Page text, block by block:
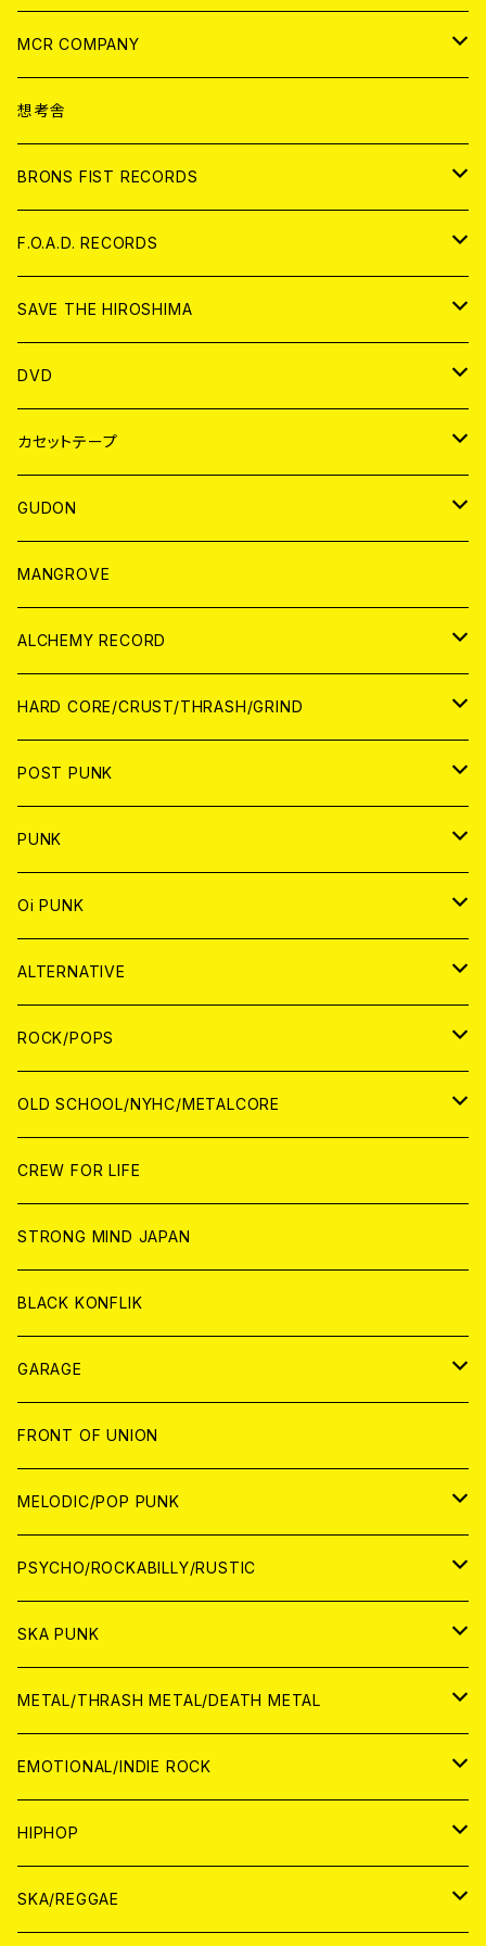
ANALOG
CD
ANALOG
MCR COMPANY
CD
アパレル
ANALOG
想考舎
BRONS FIST RECORDS
CD
ANALOG
F.O.A.D. RECORDS
CD
ANALOG
SAVE THE HIROSHIMA
アパレル
BADGE
DVD
JAPAN
WORLD
カセットテープ
JAPAN
WORLD
GUDON
アパレル
PATCH
アナログ
DIGITAL CONTENTS
MANGROVE
ALCHEMY RECORD
CD
ANALOG
HARD CORE/CRUST/THRASH/GRIND
JAPAN
CD
ANALOG
WORLD
CD
ANALOG
POST PUNK
CD
JAPAN
WORLD
ANALOG
JAPAN
WORLD
PUNK
JAPAN
CD
ANALOG
WORLD
CD
ANALOG
Oi PUNK
JAPAN
CD
ANALOG
WOLRD
CD
ANALOG
ALTERNATIVE
JAPAN
CD
ANALOG
WORLD
CD
ANALOG
ROCK/POPS
JAPAN
CD
ANALOG
WORLD
CD
ANALOG
OLD SCHOOL/NYHC/METALCORE
JAPAN
CD
ANALOG
WORLD
CD
ANALOG
CREW FOR LIFE
STRONG MIND JAPAN
BLACK KONFLIK
GARAGE
JAPAN
アナログ
CD
WORLD
アナログ
CD
FRONT OF UNION
MELODIC/POP PUNK
JAPAN
CD
ANALOG
WORLD
CD
ANALOG
PSYCHO/ROCKABILLY/RUSTIC
JAPAN
CD
ANALOG
WORLD
CD
ANALOG
SKA PUNK
JAPAN
CD
ANALOG
WORLD
CD
ANALOG
METAL/THRASH METAL/DEATH METAL
JAPAN
CD
ANALOG
WORLD
ANALOG
EMOTIONAL/INDIE ROCK
JAPAN
CD
WORLD
HIPHOP
JAPAN
SKA/REGGAE